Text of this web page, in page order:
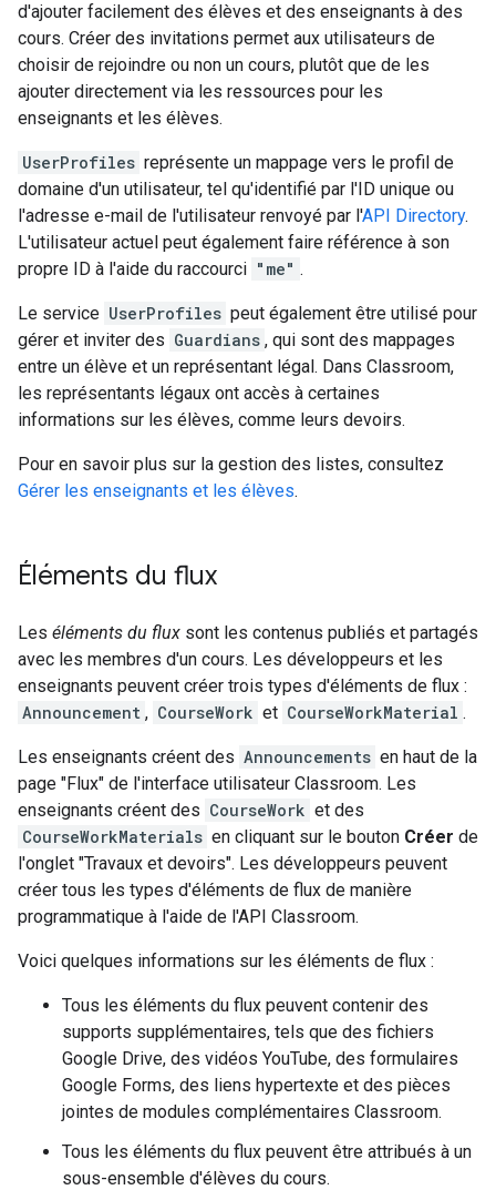
d'ajouter facilement des élèves et des enseignants à des
cours. Créer des invitations permet aux utilisateurs de
choisir de rejoindre ou non un cours, plutôt que de les
ajouter directement via les ressources pour les
enseignants et les élèves.
UserProfiles représente un mappage vers le profil de
domaine d'un utilisateur, tel qu'identifié par l'ID unique ou
l'adresse e-mail de l'utilisateur renvoyé par l'API Directory.
L'utilisateur actuel peut également faire référence à son
propre ID à l'aide du raccourci "me" .
Le service UserProfiles peut également être utilisé pour
gérer et inviter des Guardians , qui sont des mappages
entre un élève et un représentant légal. Dans Classroom,
les représentants légaux ont accès à certaines
informations sur les élèves, comme leurs devoirs.
Pour en savoir plus sur la gestion des listes, consultez
Gérer les enseignants et les élèves.
Éléments du flux
Les éléments du flux sont les contenus publiés et partagés
avec les membres d'un cours. Les développeurs et les
enseignants peuvent créer trois types d'éléments de flux :
Announcement , CourseWork et CourseWorkMaterial .
Les enseignants créent des Announcements en haut de la
page "Flux" de l'interface utilisateur Classroom. Les
enseignants créent des CourseWork et des
CourseWorkMaterials en cliquant sur le bouton Créer de
l'onglet "Travaux et devoirs". Les développeurs peuvent
créer tous les types d'éléments de flux de manière
programmatique à l'aide de l'API Classroom.
Voici quelques informations sur les éléments de flux :
Tous les éléments du flux peuvent contenir des
supports supplémentaires, tels que des fichiers
Google Drive, des vidéos YouTube, des formulaires
Google Forms, des liens hypertexte et des pièces
jointes de modules complémentaires Classroom.
Tous les éléments du flux peuvent être attribués à un
sous-ensemble d'élèves du cours.